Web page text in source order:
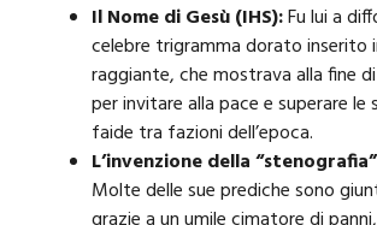
Il Nome di Gesù (IHS):Fu lui a
celebre trigramma dorato inserito
raggiante, che mostrava alla fine
per invitare alla pace e superare le
faide tra fazioni dell’epoca.
L’invenzione della
Molte delle sue prediche sono